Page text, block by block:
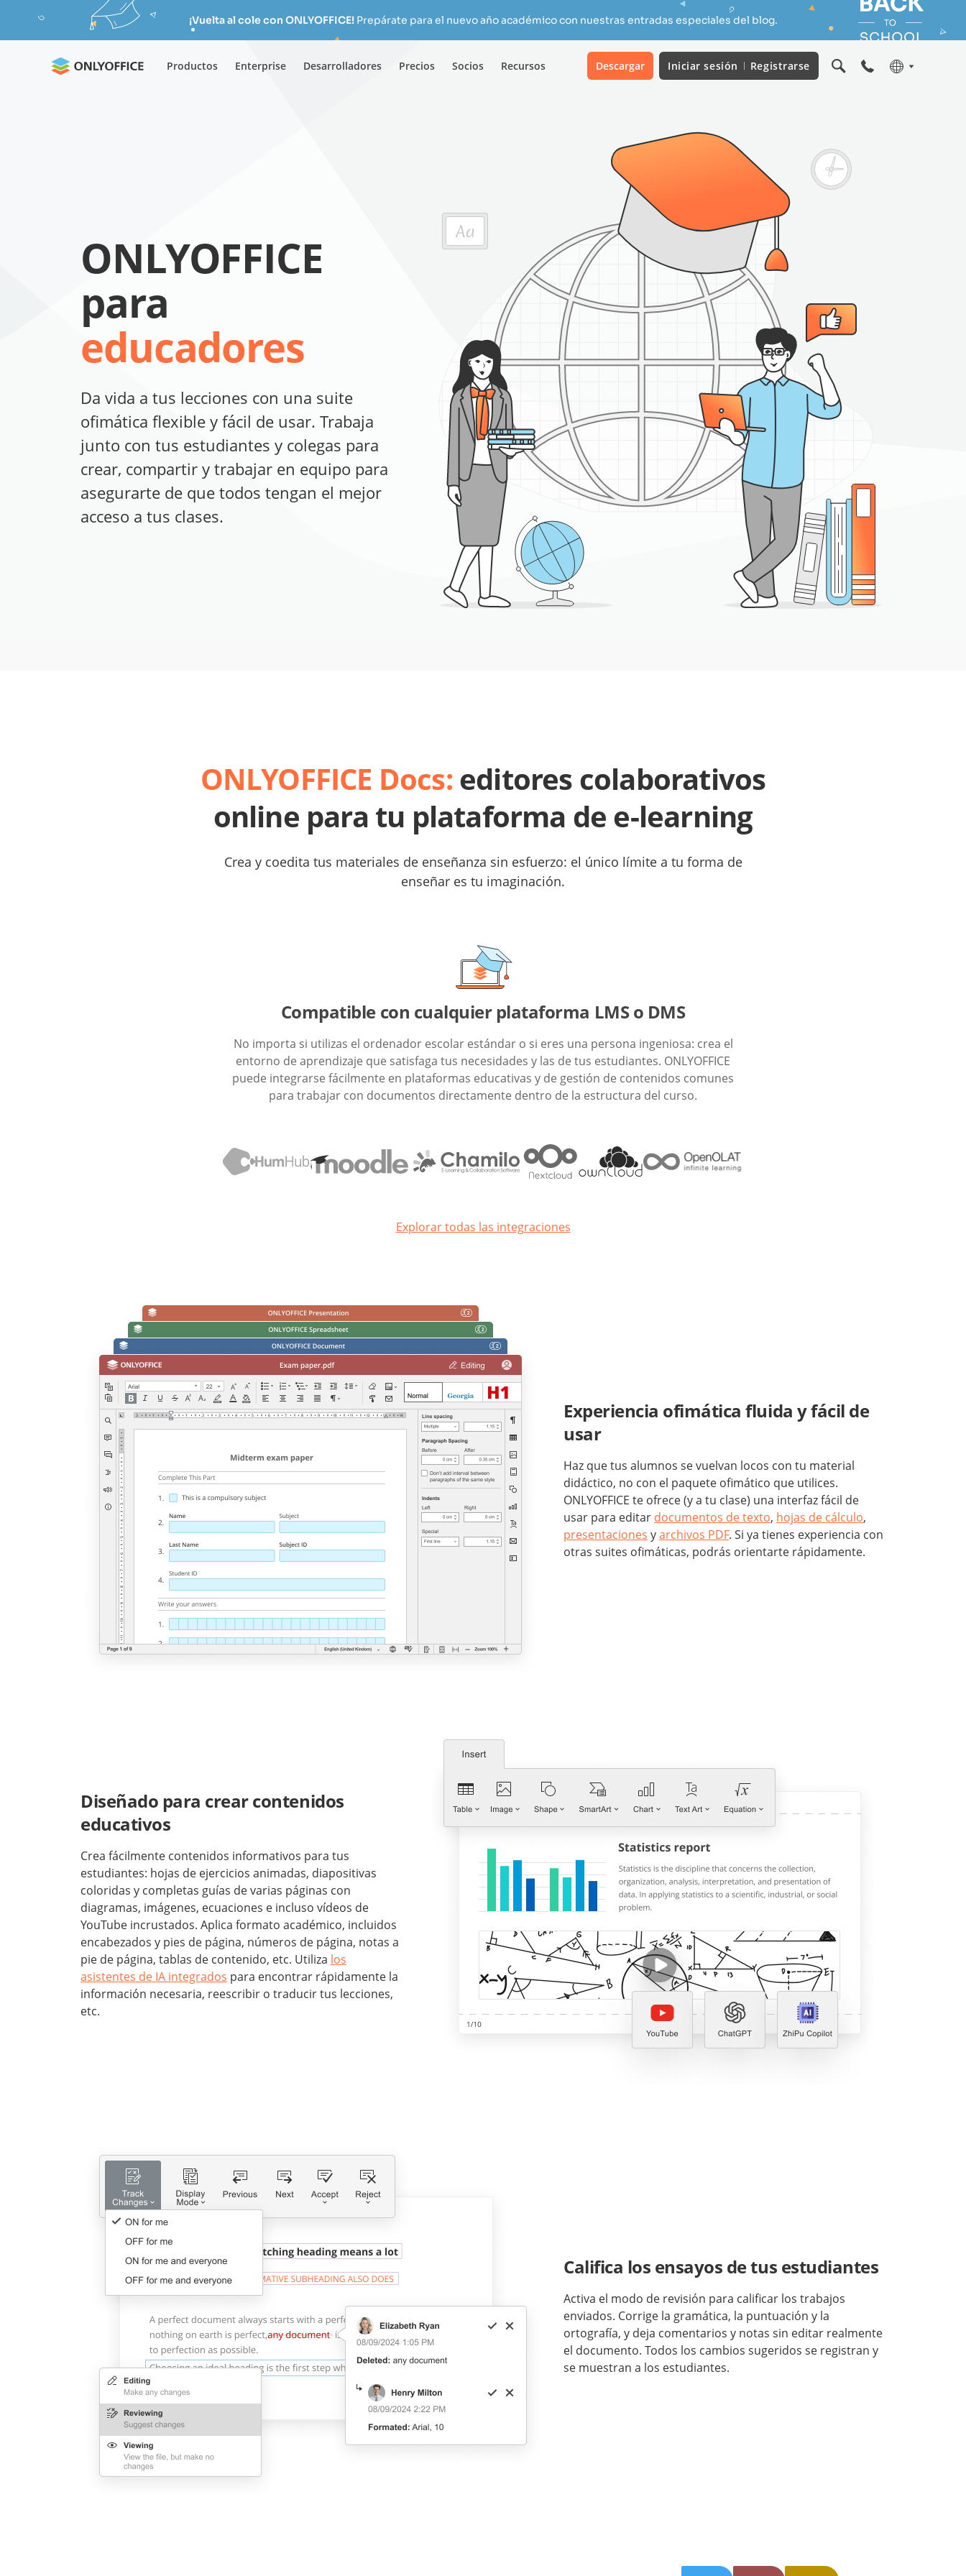
¡Vuelta al cole con ONLYOFFICE!Prepárate para el nuevo año académico con nuestras entradas especiales del blog.
Productos Enterprise Desarrolladores Precios Socios Recursos Descargar Iniciar sesión Registrarse
ONLYOFFICE
para
educadores
Da vida a tus lecciones con una suite
ofimática flexible y fácil de usar. Trabaja
junto con tus estudiantes y colegas para
crear, compartir y trabajar en equipo para
asegurarte de que todos tengan el mejor
acceso a tus clases.
ONLYOFFICE Docs: editores colaborativos
online para tu plataforma de e-learning
Crea y coedita tus materiales de enseñanza sin esfuerzo: el único límite a tu forma de
enseñar es tu imaginación.
Compatible con cualquier plataforma LMS o DMS
No importa si utilizas el ordenador escolar estándar o si eres una persona ingeniosa: crea el
entorno de aprendizaje que satisfaga tus necesidades y las de tus estudiantes. ONLYOFFICE
puede integrarse fácilmente en plataformas educativas y de gestión de contenidos comunes
para trabajar con documentos directamente dentro de la estructura del curso.
Explorar todas las integraciones
Experiencia ofimática fluida y fácil de
usar
Haz que tus alumnos se vuelvan locos con tu material
didáctico, no con el paquete ofimático que utilices.
ONLYOFFICE te ofrece (y a tu clase) una interfaz fácil de
usar para editar documentos de texto, hojas de cálculo,
presentaciones yarchivos PDF. Si ya tienes experiencia con
otras suites ofimáticas, podrás orientarte rápidamente.
Diseñado para crear contenidos
educativos
Crea fácilmente contenidos informativos para tus
estudiantes: hojas de ejercicios animadas, diapositivas
coloridas y completas guías de varias páginas con
diagramas, imágenes, ecuaciones e incluso vídeos de
YouTube incrustados. Aplica formato académico, incluidos
encabezados y pies de página, números de página, notas a
pie de página, tablas de contenido, etc. Utiliza los
asistentes de IA integrados para encontrar rápidamente la
información necesaria, reescribir o traducir tus lecciones,
etc.
Califica los ensayos de tus estudiantes
Activa el modo de revisión para calificar los trabajos
enviados. Corrige la gramática, la puntuación y la
ortografía, y deja comentarios y notas sin editar realmente
el documento. Todos los cambios sugeridos se registran y
se muestran a los estudiantes.